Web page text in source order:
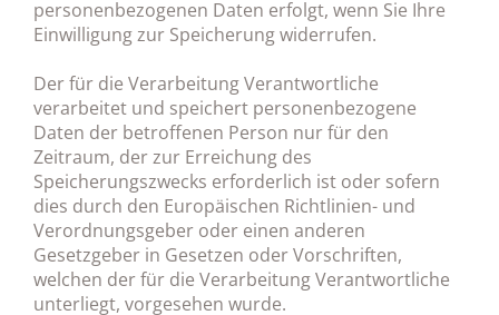
personenbezogenen Daten erfolgt, wenn Sie Ihre
Einwilligung zur Speicherung widerrufen.
Der für die Verarbeitung Verantwortliche
verarbeitet und speichert personenbezogene
Daten der betroffenen Person nur für den
Zeitraum, der zur Erreichung des
Speicherungszwecks erforderlich ist oder sofern
dies durch den Europäischen Richtlinien- und
Verordnungsgeber oder einen anderen
Gesetzgeber in Gesetzen oder Vorschriften,
welchen der für die Verarbeitung Verantwortliche
unterliegt, vorgesehen wurde.